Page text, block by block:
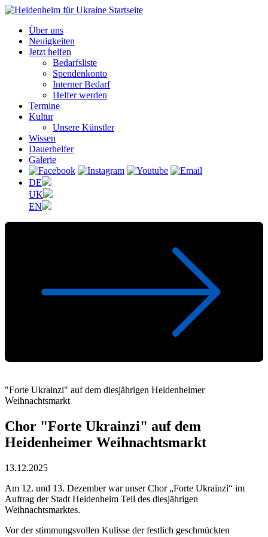
Über uns
Neuigkeiten
Jetzt helfen
Bedarfsliste
Spendenkonto
Interner Bedarf
Helfer werden
Termine
Kultur
Unsere Künstler
Wissen
Dauerhelfer
Galerie
DE
UK
EN
"Forte Ukrainzi" auf dem diesjährigen Heidenheimer
Weihnachtsmarkt
Chor "Forte Ukrainzi" auf dem
Heidenheimer Weihnachtsmarkt
13.12.2025
Am 12. und 13. Dezember war unser Chor „Forte Ukrainzi“ im
Auftrag der Stadt Heidenheim Teil des diesjährigen
Weihnachtsmarktes.
Vor der stimmungsvollen Kulisse der festlich geschmückten